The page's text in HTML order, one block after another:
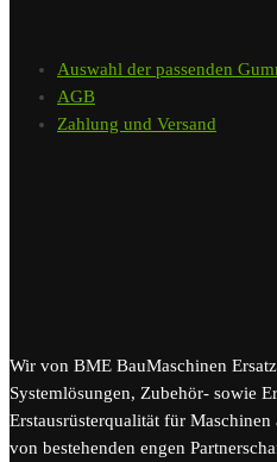
Auswahl der passenden
AGB
Zahlung und Versand
Wir von BME BauMaschinen
Systemlösungen, Zubehör- sowie
Erstausrüsterqualität für
von bestehenden engen